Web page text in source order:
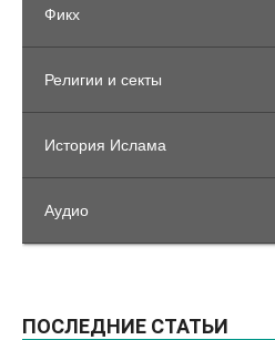
Фикх
Религии и секты
История Ислама
Аудио
ПОСЛЕДНИЕ СТАТЬИ